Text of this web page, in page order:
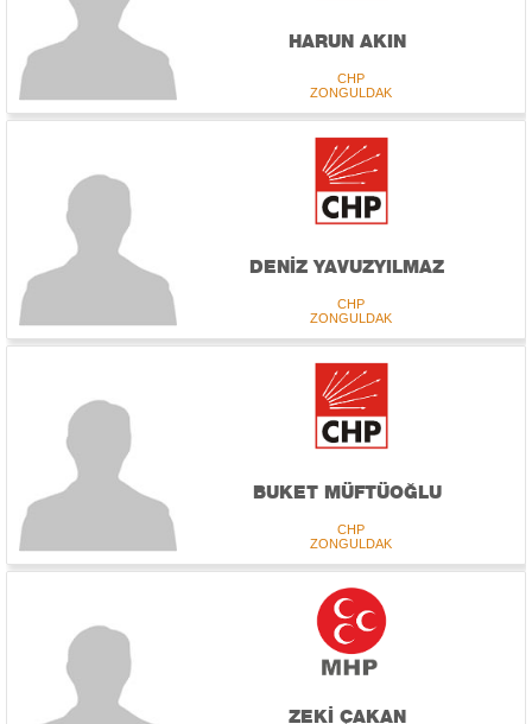
HARUN AKIN
CHP
ZONGULDAK
DENİZ YAVUZYILMAZ
CHP
ZONGULDAK
BUKET MÜFTÜOĞLU
CHP
ZONGULDAK
ZEKİ ÇAKAN